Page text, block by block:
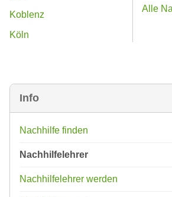
Info
Nachhilfe finden
Nachhilfelehrer
Nachhilfelehrer werden
Koblenz
Köln
Alle